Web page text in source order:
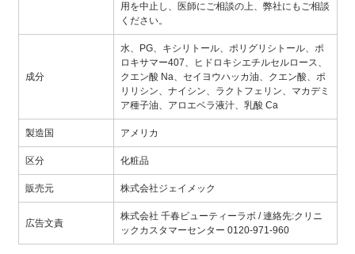
用を中止し、医師にご相談の上、弊社にもご相談
ください。
成分
水、PG、キシリトール、ポリグリシトール、ポ
ロキサマー407、ヒドロキシエチルセルロース、
クエン酸 Na、セイヨウハッカ油、クエン酸、ポ
リリシン、ナイシン、ラクトフェリン、マカデミ
ア種子油、アロエベラ液汁、乳酸 Ca
製造国 アメリカ
区分 化粧品
販売元 株式会社ジェイメック
広告文責
株式会社 千春ビューティーラボ / 連絡先:クリニ
ックカスタマーセンター 0120-971-960